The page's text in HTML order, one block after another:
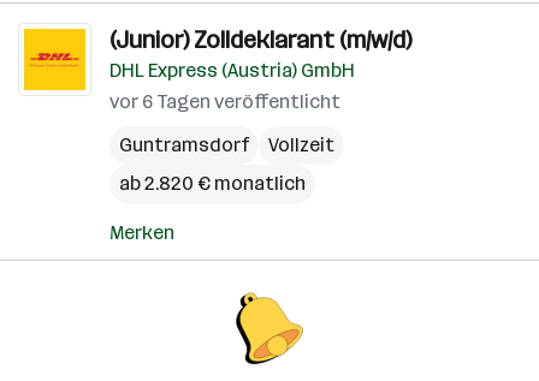
(Junior) Zolldeklarant (m/w/d)
DHL Express (Austria) GmbH
vor 6 Tagen veröffentlicht
Guntramsdorf
Vollzeit
ab 2.820 € monatlich
Merken